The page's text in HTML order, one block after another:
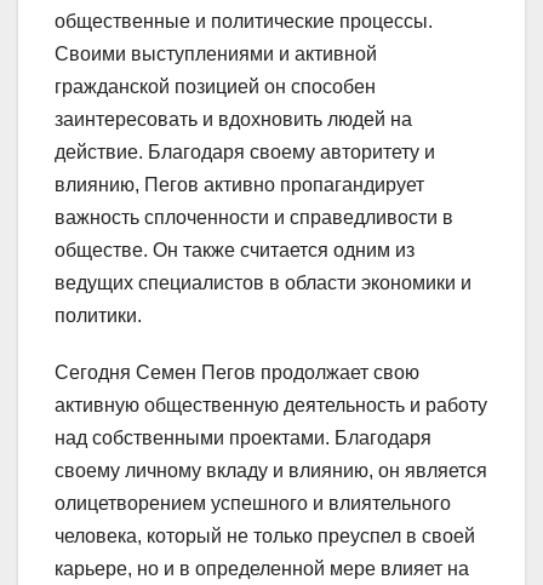
общественные и политические процессы.
Своими выступлениями и активной
гражданской позицией он способен
заинтересовать и вдохновить людей на
действие. Благодаря своему авторитету и
влиянию, Пегов активно пропагандирует
важность сплоченности и справедливости в
обществе. Он также считается одним из
ведущих специалистов в области экономики и
политики.
Сегодня Семен Пегов продолжает свою
активную общественную деятельность и работу
над собственными проектами. Благодаря
своему личному вкладу и влиянию, он является
олицетворением успешного и влиятельного
человека, который не только преуспел в своей
карьере, но и в определенной мере влияет на